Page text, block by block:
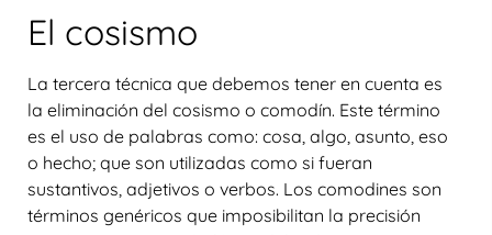
El cosismo
La tercera técnica que debemos tener en cuenta es
la eliminación del cosismo o comodín. Este término
es el uso de palabras como: cosa, algo, asunto, eso
o hecho; que son utilizadas como si fueran
sustantivos, adjetivos o verbos. Los comodines son
términos genéricos que imposibilitan la precisión